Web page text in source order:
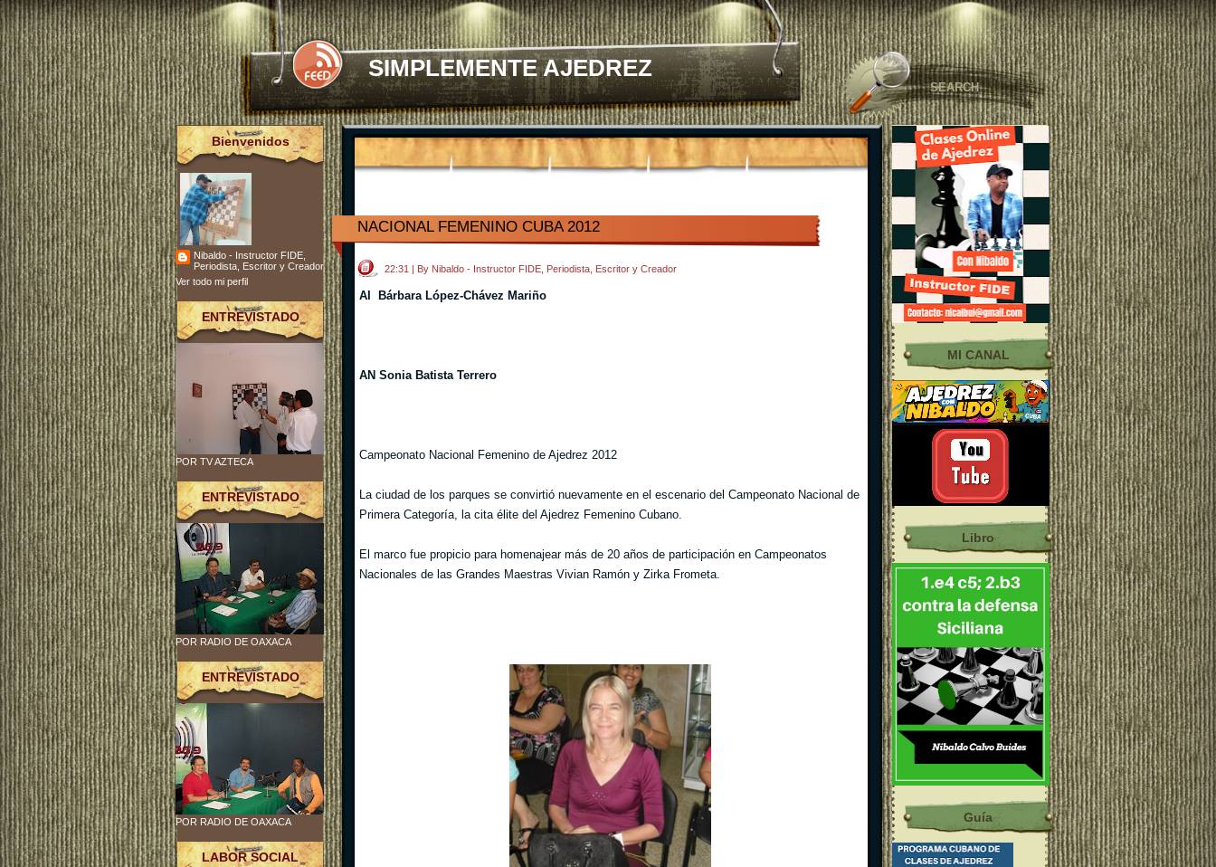
SIMPLEMENTE AJEDREZ
NACIONAL FEMENINO CUBA 2012
22:31 | By Nibaldo - Instructor FIDE, Periodista, Escritor y Creador
AI Bárbara López-Chávez Mariño
AN Sonia Batista Terrero
Campeonato Nacional Femenino de Ajedrez 2012
La ciudad de los parques se convirtió nuevamente en el escenario del Campeonato Nacional de
Primera Categoría, la cita élite del Ajedrez Femenino Cubano.
El marco fue propicio para homenajear más de 20 años de participación en Campeonatos
Nacionales de las Grandes Maestras Vivian Ramón y Zirka Frometa.
Bienvenidos
Nibaldo - Instructor FIDE,
Periodista, Escritor y Creador
Ver todo mi perfil
ENTREVISTADO
POR TV AZTECA
ENTREVISTADO
POR RADIO DE OAXACA
ENTREVISTADO
POR RADIO DE OAXACA
LABOR SOCIAL
MI CANAL
Libro
Guía